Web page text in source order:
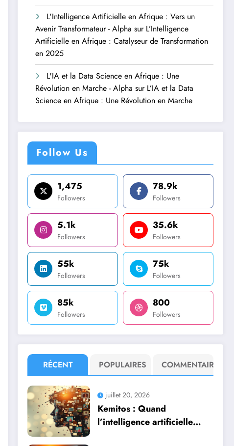
L'Intelligence Artificielle en Afrique : Vers un
Avenir Transformateur - Alpha sur L’Intelligence
Artificielle en Afrique : Catalyseur de Transformation
en 2025
L'IA et la Data Science en Afrique : Une
Révolution en Marche - Alpha sur L’IA et la Data
Science en Afrique : Une Révolution en Marche
Follow Us
1,475
Followers
78.9k
Followers
5.1k
Followers
35.6k
Followers
55k
Followers
75k
Followers
85k
Followers
800
Followers
RÉCENT POPULAIRES COMMENTAIRE
juillet 20, 2026
Kemitos : Quand
l’intelligence artificielle